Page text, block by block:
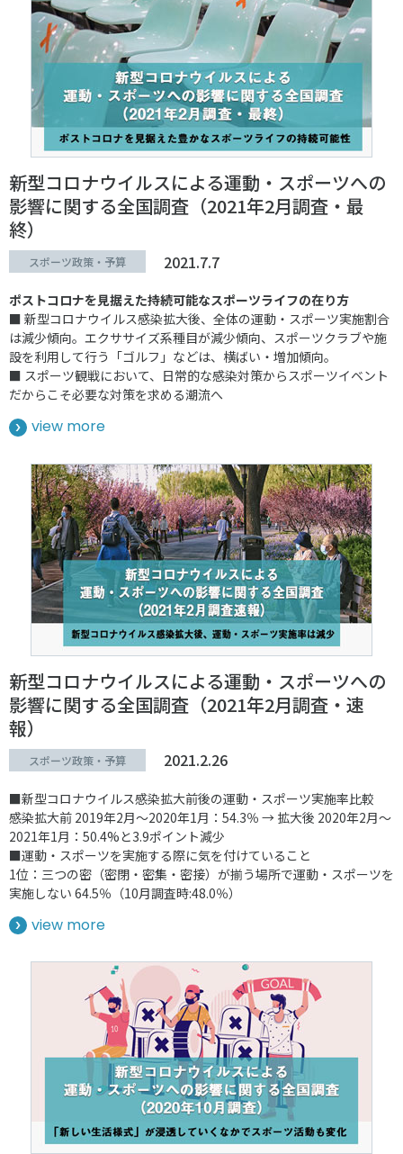
新型コロナウイルスによる運動・スポーツへの
影響に関する全国調査（2021年2月調査・最
終）
スポーツ政策・予算 2021.7.7
ポストコロナを見据えた持続可能なスポーツライフの在り方
■ 新型コロナウイルス感染拡大後、全体の運動・スポーツ実施割合
は減少傾向。エクササイズ系種目が減少傾向、スポーツクラブや施
設を利用して行う「ゴルフ」などは、横ばい・増加傾向。
■ スポーツ観戦において、日常的な感染対策からスポーツイベント
だからこそ必要な対策を求める潮流へ
view more
新型コロナウイルスによる運動・スポーツへの
影響に関する全国調査（2021年2月調査・速
報）
スポーツ政策・予算 2021.2.26
■新型コロナウイルス感染拡大前後の運動・スポーツ実施率比較
感染拡大前 2019年2月～2020年1月：54.3％ → 拡大後 2020年2月～
2021年1月：50.4%と3.9ポイント減少
■運動・スポーツを実施する際に気を付けていること
1位：三つの密（密閉・密集・密接）が揃う場所で運動・スポーツを
実施しない 64.5％（10月調査時:48.0％）
view more